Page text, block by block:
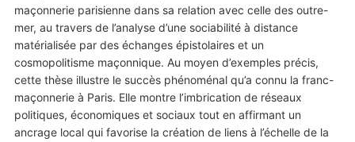
maçonnerie parisienne dans sa relation avec celle des outre-
mer, au travers de l’analyse d’une sociabilité à distance
matérialisée par des échanges épistolaires et un
cosmopolitisme maçonnique. Au moyen d’exemples précis,
cette thèse illustre le succès phénoménal qu’a connu la franc-
maçonnerie à Paris. Elle montre l’imbrication de réseaux
politiques, économiques et sociaux tout en affirmant un
ancrage local qui favorise la création de liens à l’échelle de la